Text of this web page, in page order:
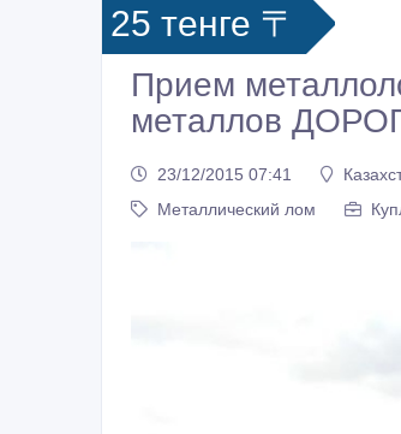
25 тенге 〒
Прием
металлов
23/12/2015 07:41
Металлический лом